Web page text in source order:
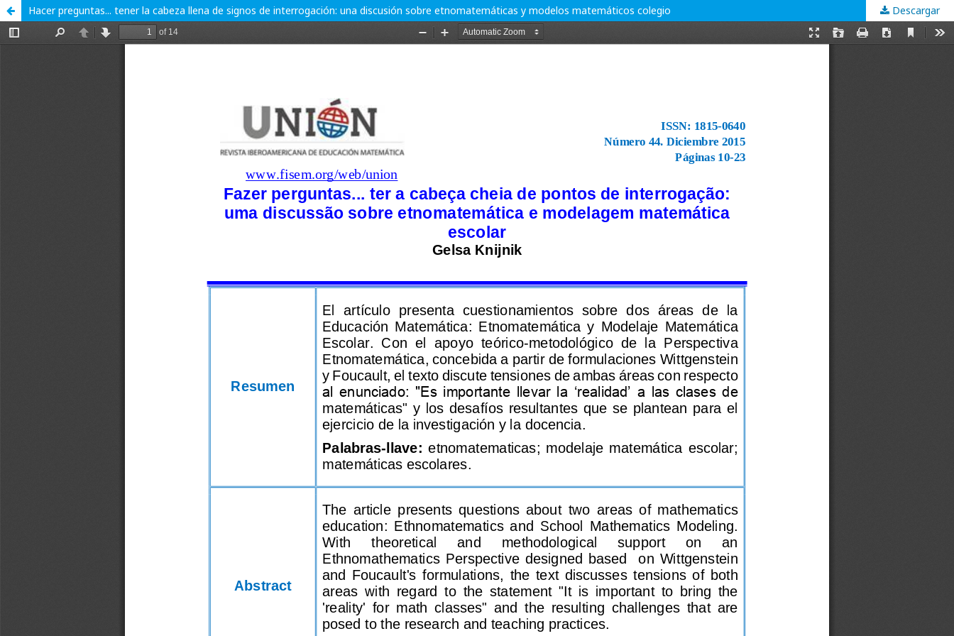
Hacer preguntas... tener la cabeza llena de signos de interrogación: una discusión sobre etnomatemáticas y modelos matemáticos colegio Descargar